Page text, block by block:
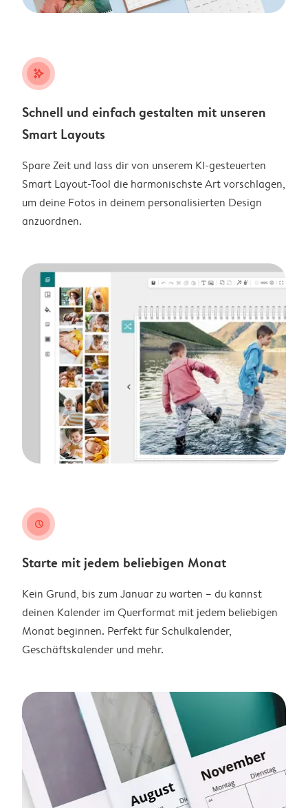
stars_plus
Schnell und einfach gestalten mit unseren
Smart Layouts
Spare Zeit und lass dir von unserem KI-gesteuerten
Smart Layout-Tool die harmonischste Art vorschlagen,
um deine Fotos in deinem personalisierten Design
anzuordnen.
clock
Starte mit jedem beliebigen Monat
Kein Grund, bis zum Januar zu warten – du kannst
deinen Kalender im Querformat mit jedem beliebigen
Monat beginnen. Perfekt für Schulkalender,
Geschäftskalender und mehr.